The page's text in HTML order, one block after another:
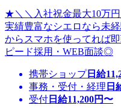
★＼＼入社祝金最大10万
実績豊富なシエロなら未
からスマホを使ってれば
ピード採用・WEB面談◎
携帯ショップ日給
事務・受付・経理 日
受付 日給11,200円〜